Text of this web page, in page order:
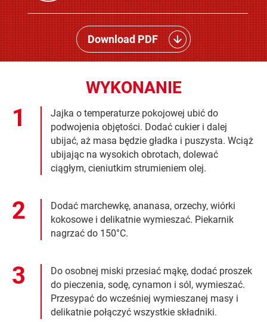
Download PDF
WYKONANIE
Jajka o temperaturze pokojowej ubić do
podwojenia objętości. Dodać cukier i dalej
ubijać, aż masa będzie gładka i puszysta. Wciąż
ubijając na wysokich obrotach, dolewać
ciągłym, cieniutkim strumieniem olej.
Dodać marchewkę, ananasa, orzechy, wiórki
kokosowe i delikatnie wymieszać. Piekarnik
nagrzać do 150°C.
Do osobnej miski przesiać mąkę, dodać proszek
do pieczenia, sodę, cynamon i sól, wymieszać.
Przesypać do wcześniej wymieszanej masy i
delikatnie połączyć wszystkie składniki.